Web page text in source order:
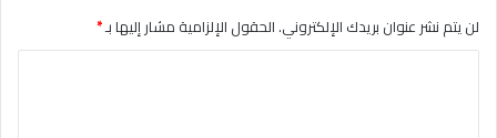
لن يتم نشر عنوان بريدك الإلكتروني.الحقول الإلزامية مشار إليها بـ*